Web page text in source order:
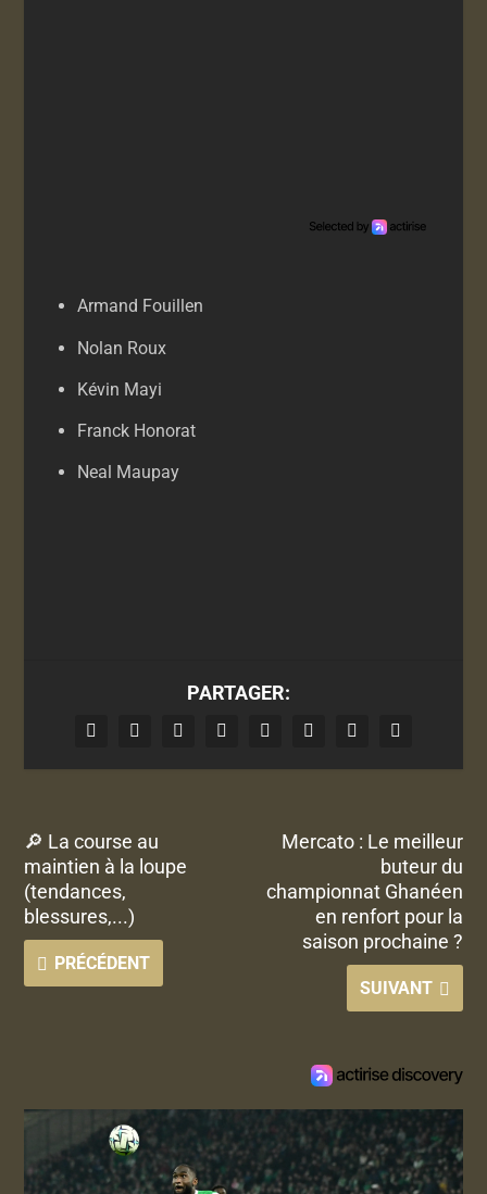
Armand Fouillen
Nolan Roux
Kévin Mayi
Franck Honorat
Neal Maupay
PARTAGER:
🔎 La course au
maintien à la loupe
(tendances,
blessures,...)
PRÉCÉDENT
Mercato : Le meilleur
buteur du
championnat Ghanéen
en renfort pour la
saison prochaine ?
SUIVANT